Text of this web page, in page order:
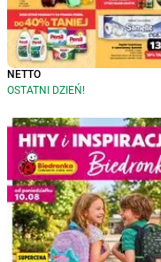
NETTO
OSTATNI DZIEŃ!